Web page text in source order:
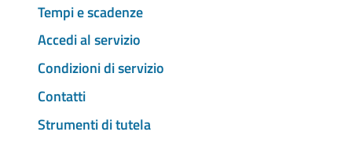
Tempi e scadenze
Accedi al servizio
Condizioni di servizio
Contatti
Strumenti di tutela